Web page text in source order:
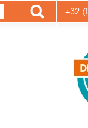
Apply +32